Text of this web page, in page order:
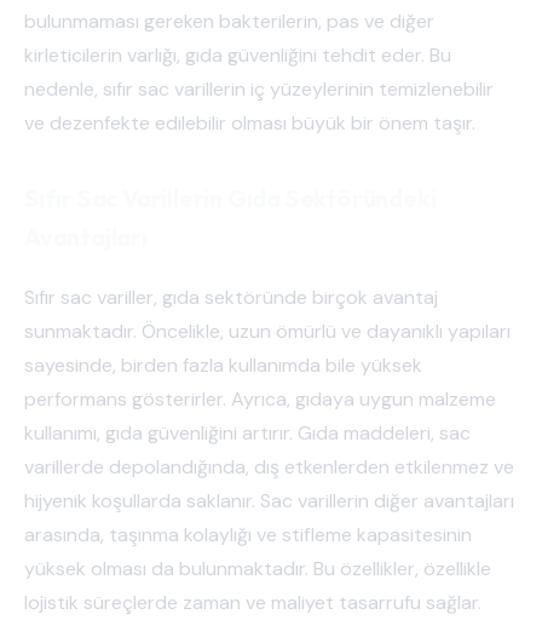
bulunmaması gereken bakterilerin, pas ve diğer
kirleticilerin varlığı, gıda güvenliğini tehdit eder. Bu
nedenle, sıfır sac varillerin iç yüzeylerinin temizlenebilir
ve dezenfekte edilebilir olması büyük bir önem taşır.
Sıfır sac variller, gıda sektöründe birçok avantaj
sunmaktadır. Öncelikle, uzun ömürlü ve dayanıklı yapıları
sayesinde, birden fazla kullanımda bile yüksek
performans gösterirler. Ayrıca, gıdaya uygun malzeme
kullanımı, gıda güvenliğini artırır. Gıda maddeleri, sac
varillerde depolandığında, dış etkenlerden etkilenmez ve
hijyenik koşullarda saklanır. Sac varillerin diğer avantajları
arasında, taşınma kolaylığı ve stifleme kapasitesinin
yüksek olması da bulunmaktadır. Bu özellikler, özellikle
lojistik süreçlerde zaman ve maliyet tasarrufu sağlar.